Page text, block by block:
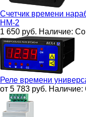
Счетчик времени
HM-2
1 650 руб. Наличие: Со
Реле времени
от 5 783 руб. Наличие: